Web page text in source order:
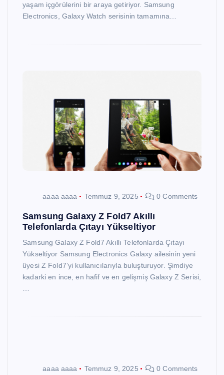
yaşam içgörülerini bir araya getiriyor. Samsung
Electronics, Galaxy Watch serisinin tamamına…
aaaa aaaa Temmuz 9, 2025 0 Comments
Samsung Galaxy Z Fold7 Akıllı
Telefonlarda Çıtayı Yükseltiyor
Samsung Galaxy Z Fold7 Akıllı Telefonlarda Çıtayı
Yükseltiyor Samsung Electronics Galaxy ailesinin yeni
üyesi Z Fold7’yi kullanıcılarıyla buluşturuyor. Şimdiye
kadarki en ince, en hafif ve en gelişmiş Galaxy Z Serisi,
aaaa aaaa Temmuz 9, 2025 0 Comments